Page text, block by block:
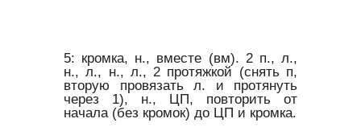
5: кромка, н., вместе (вм). 2 п., л.,
н., л., н., л., 2 протяжкой (снять п,
вторую провязать л. и протянуть
через 1), н., ЦП, повторить от
начала (без кромок) до ЦП и кромка.